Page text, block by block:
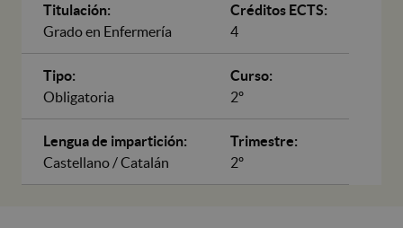
Titulación:
Grado en Enfermería
Créditos ECTS:
4
Tipo:
Obligatoria
Curso:
2º
Lengua de impartición:
Castellano / Catalán
Trimestre:
2º